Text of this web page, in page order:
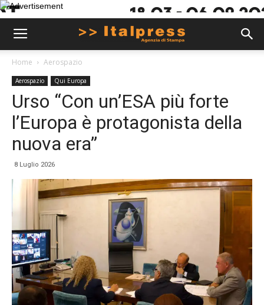
Home Aerospazio
Aerospazio Qui Europa
Urso “Con un’ESA più forte
l’Europa è protagonista della
nuova era”
8 Luglio 2026